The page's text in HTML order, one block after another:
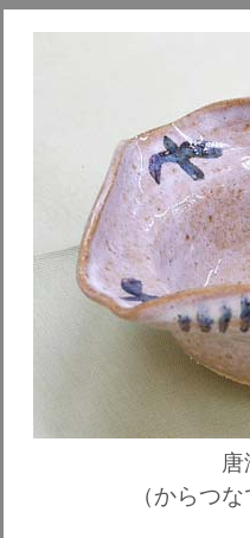
（からつ